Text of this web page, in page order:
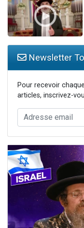
Newsletter
Pour recevoir
articles, inscrivez-